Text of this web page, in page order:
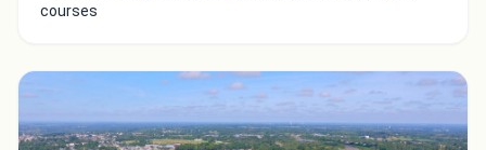
courses